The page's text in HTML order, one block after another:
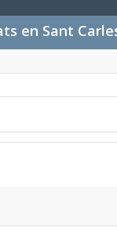
en Sant